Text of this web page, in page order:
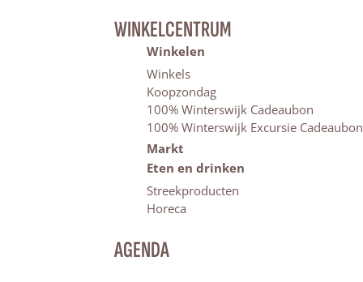
WINKELCENTRUM
Winkelen
Winkels
Koopzondag
100% Winterswijk Cadeaubon
100% Winterswijk Excursie Cadeaubon
Markt
Eten en drinken
Streekproducten
Horeca
AGENDA